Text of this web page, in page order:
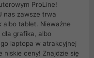
ProLine!
nas zawsze trwa
albo tablet. Nieważne
grafika, albo
laptopa w atrakcyjnej
niskie ceny! Znajdzie się